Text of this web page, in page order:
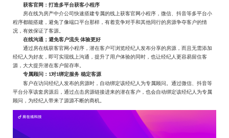
获客官网： 打造多平台获客小程序
房在线为房产中介公司快速搭建专属的线上获客官网小程序 ， 微信、抖音等多平台小
程序都能搭建， 避免了像端口平台那样，有着竞争对手和其他同行的房源争夺客户的情
况，有效保证了客源。
在线沟通；避免客户流失体验更好
通过房在线获客官网小程序， 潜在客户可浏览经纪人发布分享的房源，而且无需添加
经纪人为好友，即可实现线上沟通，提升了用户体验的同时，也让经纪人更容易留住客
源 ， 大大提升潜在客户留存率。
专属顾问 ： 1对1绑定服务 稳定客源
客户在访问经纪人发布的房源时 ，自动绑定该经纪人为专属顾问。 通过微信、抖音等
平台分享该套房源后，通过点击房源链接进来的潜在客户，也会自动绑定该经纪人为专属
顾问，为经纪人带来了源源不断的商机。